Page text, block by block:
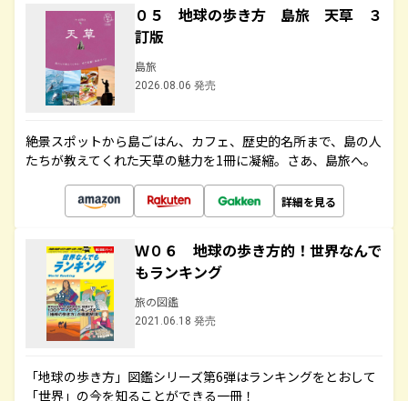
０５ 地球の歩き方 島旅 天草 ３
訂版
島旅
2026.08.06 発売
絶景スポットから島ごはん、カフェ、歴史的名所まで、島の人
たちが教えてくれた天草の魅力を1冊に凝縮。さあ、島旅へ。
詳細を見る
Ｗ０６ 地球の歩き方的！世界なんで
もランキング
旅の図鑑
2021.06.18 発売
「地球の歩き方」図鑑シリーズ第6弾はランキングをとおして
「世界」の今を知ることができる一冊！